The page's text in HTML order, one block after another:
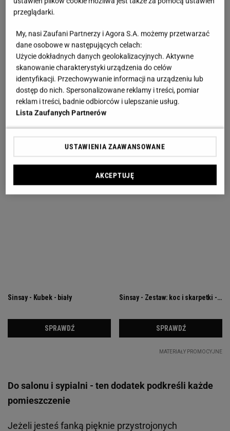
Do salonu i sypialni - ten dodatek podkreśli każde
pomieszczenie
Jeżeli jesteś fanką pięknie przystrojonych
przeglądarki.
My, nasi Zaufani Partnerzy i Agora S.A. możemy przetwarzać
dane osobowe w następujących celach:
Użycie dokładnych danych geolokalizacyjnych. Aktywne
skanowanie charakterystyki urządzenia do celów
identyfikacji. Przechowywanie informacji na urządzeniu lub
dostęp do nich. Spersonalizowane reklamy i treści, pomiar
reklam i treści, badnie odbiorców i ulepszanie usług.
Lista Zaufanych Partnerów
USTAWIENIA ZAAWANSOWANE
AKCEPTUJĘ